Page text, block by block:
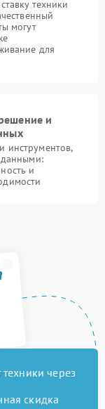
техники
могут
для
и
инструментов,
данными:
и
через
скидка